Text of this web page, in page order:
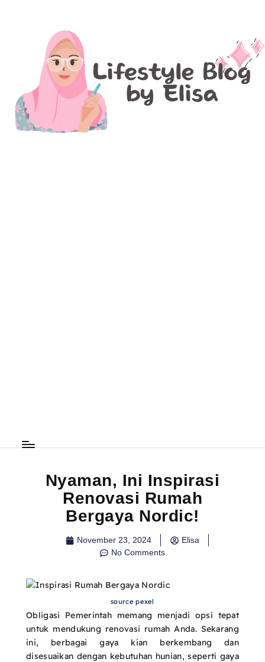
Nyaman, Ini Inspirasi
Renovasi Rumah
Bergaya Nordic!
November 23, 2024
Elisa
No Comments
source pexel
Obligasi Pemerintah memang menjadi opsi tepat
untuk mendukung renovasi rumah Anda. Sekarang
ini, berbagai gaya kian berkembang dan
disesuaikan dengan kebutuhan hunian, seperti gaya